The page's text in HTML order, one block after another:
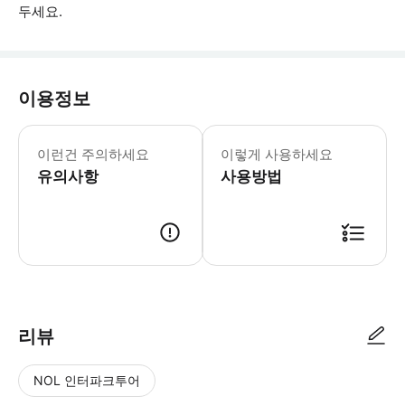
두세요.
이용정보
이런건 주의하세요
유의사항
• 음식 알레르기나 채식주의/비건주
이렇게 사용하세요
사용방법
리뷰
NOL 인터파크투어